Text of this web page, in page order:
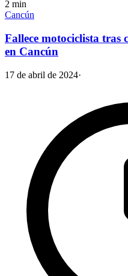
2 min
Cancún
Fallece motociclista
en Cancún
17 de abril de 2024·